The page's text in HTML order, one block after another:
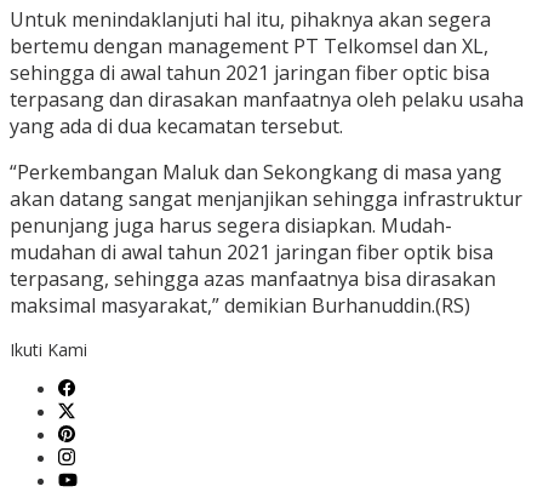
Untuk menindaklanjuti hal itu, pihaknya akan segera
bertemu dengan management PT Telkomsel dan XL,
sehingga di awal tahun 2021 jaringan fiber optic bisa
terpasang dan dirasakan manfaatnya oleh pelaku usaha
yang ada di dua kecamatan tersebut.
“Perkembangan Maluk dan Sekongkang di masa yang
akan datang sangat menjanjikan sehingga infrastruktur
penunjang juga harus segera disiapkan. Mudah-
mudahan di awal tahun 2021 jaringan fiber optik bisa
terpasang, sehingga azas manfaatnya bisa dirasakan
maksimal masyarakat,” demikian Burhanuddin.(RS)
Ikuti Kami